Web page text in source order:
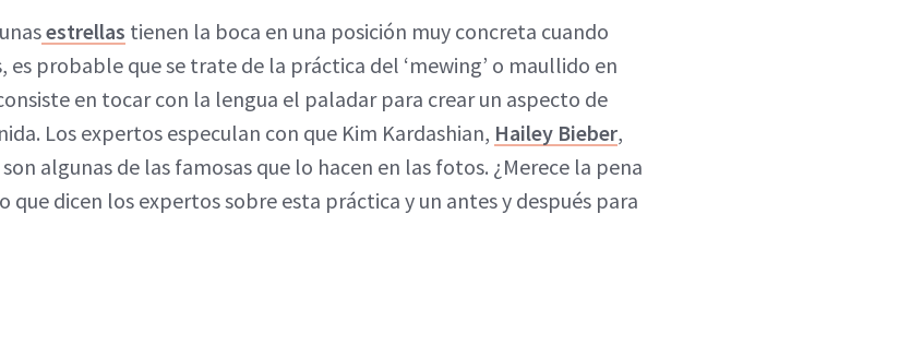
estrellas tienen la boca en una posición muy concreta cuando
es probable que se trate de la práctica del ‘mewing’ o maullido en
en tocar con la lengua el paladar para crear un aspecto de
Los expertos especulan con que Kim Kardashian, Hailey Bieber,
algunas de las famosas que lo hacen en las fotos. ¿Merece la pena
que dicen los expertos sobre esta práctica y un antes y después para